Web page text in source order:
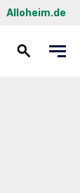
Alloheim.de